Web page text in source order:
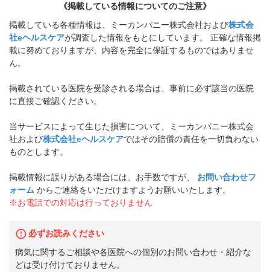
《掲載している情報についてのご注意》
掲載している各種情報は、ミーカンパニー株式会社および株式会
社eヘルスケアが調査した情報をもとにしています。 正確な情報掲
載に努めておりますが、内容を完全に保証するものではありませ
ん。
掲載されている医院を受診される場合は、事前に必ず該当の医院
に直接ご確認ください。
当サービスによって生じた損害について、ミーカンパニー株式会
社および株式会社eヘルスケアではその賠償の責任を一切負わない
ものとします。
掲載情報に誤りがある場合には、お手数ですが、
お問い合わせフ
ォーム からご連絡をいただけますようお願いいたします。
※お電話での対応は行っておりません
必ずお読みください
病気に関するご相談や各医院への個別のお問い合わせ・紹介な
どは受け付けておりません。